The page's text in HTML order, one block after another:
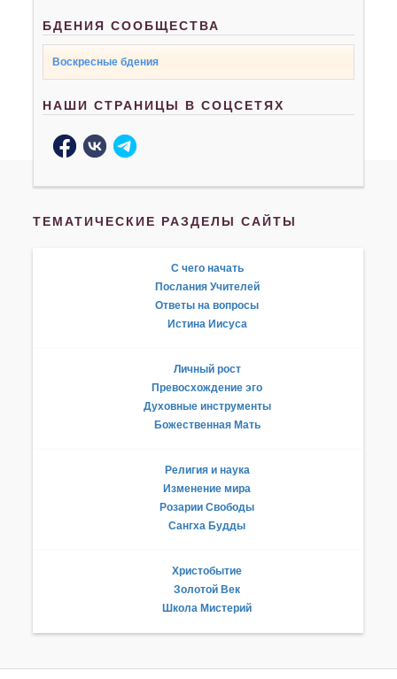
БДЕНИЯ СООБЩЕСТВА
Воскресные бдения
НАШИ СТРАНИЦЫ В СОЦСЕТЯХ
ТЕМАТИЧЕСКИЕ РАЗДЕЛЫ САЙТЫ
С чего начать
Послания Учителей
Ответы на вопросы
Истина Иисуса
Личный рост
Превосхождение эго
Духовные инструменты
Божественная Мать
Религия и наука
Изменение мира
Розарии Свободы
Сангха Будды
Христобытие
Золотой Век
Школа Мистерий